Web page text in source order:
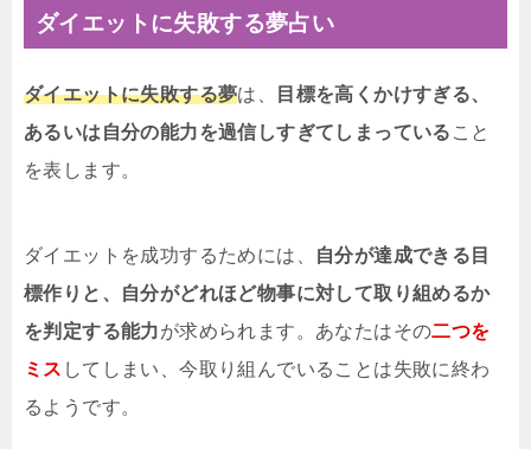
ダイエットに失敗する夢占い
ダイエットに失敗する夢は、
目標を高くかけすぎる、
あるいは自分の能力を過信しすぎてしまっている こと
を表します。
ダイエットを成功するためには、
自分が達成できる目
標作りと、自分がどれほど物事に対して取り組めるか
を判定する能力が求められます。あなたはその二つを
ミス してしまい、今取り組んでいることは失敗に終わ
るようです。